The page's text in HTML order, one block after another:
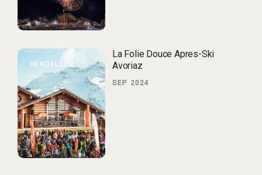
HENDELSER
La Folie Douce Apres-Ski
Avoriaz
SEP 2024